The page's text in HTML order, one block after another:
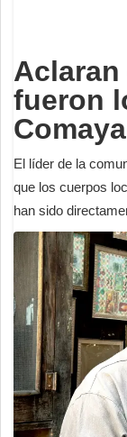
fueron
El líder de la
que los cuerpos
han sido